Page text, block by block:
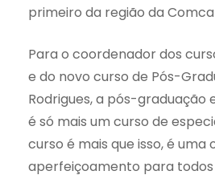
primeiro da região da
Para o coordenador dos
e do novo curso de Pós-
Rodrigues, a pós-graduação
é só mais um curso de
curso é mais que isso, é uma
aperfeiçoamento para todos